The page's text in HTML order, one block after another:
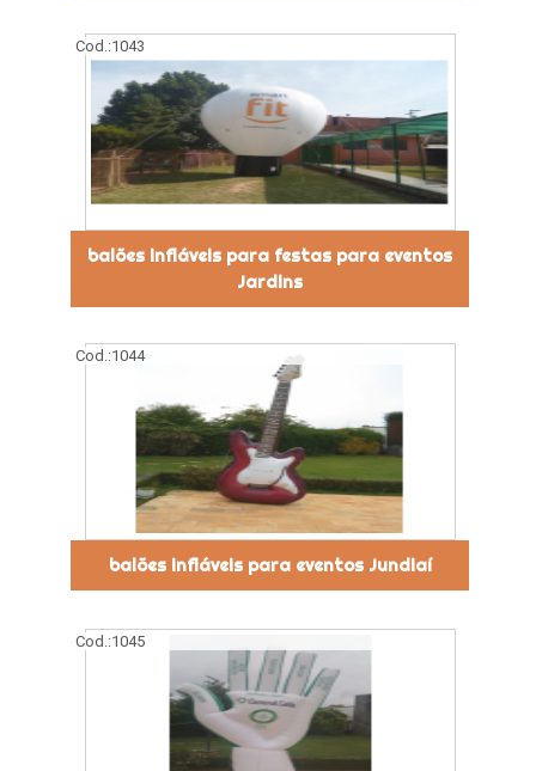
Cod.:1043
balões infláveis para festas para eventos
Jardins
Cod.:1044
balões infláveis para eventos Jundiaí
Cod.:1045